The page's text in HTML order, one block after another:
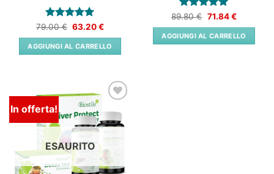
Valutato5
su 5
79.00€ Il
originale
era:
79.00 €.
63.20€Il
attuale
è:
63.20 €.
AGGIUNGI AL CARRELLO
Valutato 5
su 5
89.80€ Il
originale
era:
89.80 €.
71.84€Il
attuale
è:
71.84 €.
AGGIUNGI AL CARRELLO
In offerta!
desideri
ESAURITO